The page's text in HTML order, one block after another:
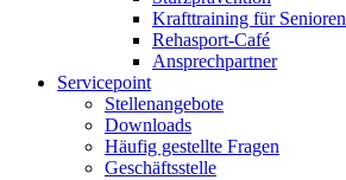
Krafttraining für Senioren
Rehasport-Café
Ansprechpartner
Servicepoint
Stellenangebote
Downloads
Häufig gestellte Fragen
Geschäftsstelle